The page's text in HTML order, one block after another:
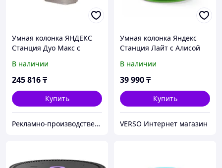
Умная колонка ЯНДЕКС
Станция Дуо Макс с
цвет: бежевый (YNDX-
00055BIE)
В наличии
245 816₸
Купить
Рекламно-производственная компания «2Ymedia»
Умная колонка Яндекс
Станция Лайт с Алисой
Зеленый
В наличии
39 990₸
Купить
VERSO Интернет магазин